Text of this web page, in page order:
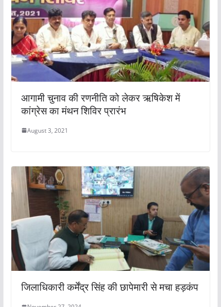
आगामी चुनाव की रणनीति को लेकर ऋषिकेश में
कांग्रेस का मंथन शिविर प्रारंभ
August 3, 2021
जिलाधिकारी कर्मेंद्र सिंह की छापेमारी से मचा हड़कंप